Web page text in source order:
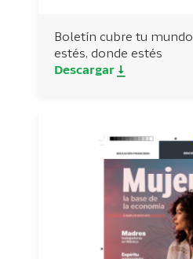
Boletín cubre tu mundo
estés, donde estés
Descargar